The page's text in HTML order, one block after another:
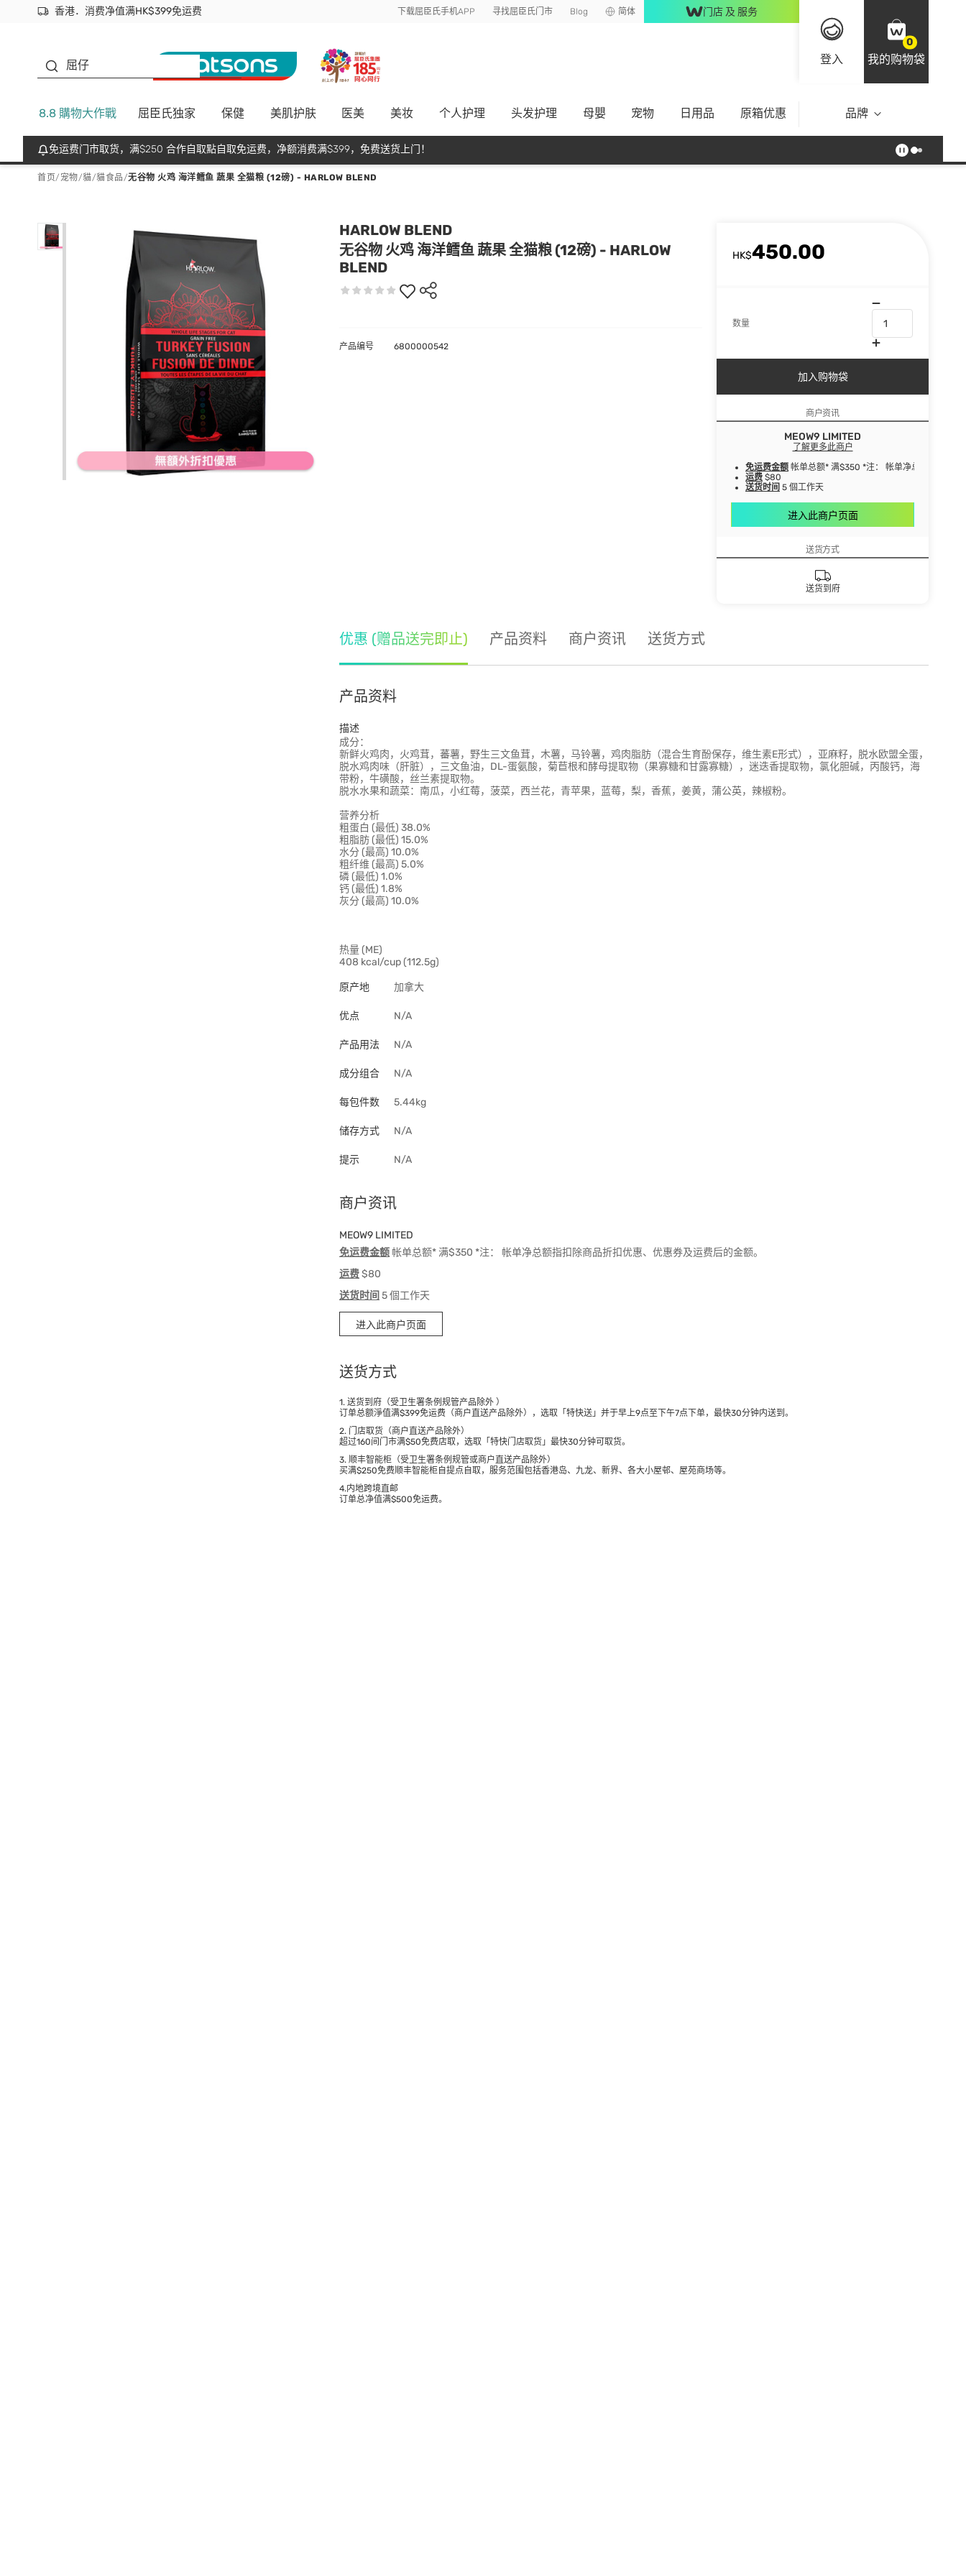
香港．消费净值满HK$399免运费
立即成为易赏钱会员尽享独家优惠
首次APP下单买满$450 输入 NEWAPP 即减$50 下载屈臣氏手机APP 寻找屈臣氏门市 Blog 简体 门店 及 服务
登入
0
我的购物袋
屈仔
8.8 購物大作戰 屈臣氏独家 保健 美肌护肤 医美 美妆 个人护理 头发护理 母嬰 宠物 日用品 原箱优惠 品牌
免运费门市取货，满$250 合作自取點自取免运费，净额消费满$399，免费送货上门！
首页/ 宠物/貓/貓食品/无谷物 火鸡 海洋鳕鱼 蔬果 全猫粮 (12磅) - HARLOW BLEND
HARLOW BLEND
无谷物 火鸡 海洋鳕鱼 蔬果 全猫粮 (12磅) - HARLOW
BLEND
HK$450.00
数量
加入购物袋
商户资讯
MEOW9 LIMITED
了解更多此商户
免运费金额 帐单总额* 满$350 *注： 帐单净总额指扣除
运费 $80
送货时间 5 個工作天
进入此商户页面
送货方式
送货到府
产品编号 6800000542
优惠 (赠品送完即止) 产品资料 商户资讯 送货方式
产品资料
描述
成分：
新鲜火鸡肉，火鸡茸，蕃薯，野生三文鱼茸，木薯，马铃薯，鸡肉脂肪（混合生育酚保存，维生素E形式），亚麻籽，脱水欧盟全蛋，
脱水鸡肉味（肝脏），三文鱼油，DL-蛋氨酸，菊苣根和酵母提取物（果寡糖和甘露寡糖），迷迭香提取物，氯化胆碱，丙酸钙，海
带粉，牛磺酸，丝兰素提取物。
脱水水果和蔬菜：南瓜，小红莓，菠菜，西兰花，青苹果，蓝莓，梨，香蕉，姜黄，蒲公英，辣椒粉。
营养分析
粗蛋白 (最低) 38.0%
粗脂肪 (最低) 15.0%
水分 (最高) 10.0%
粗纤维 (最高) 5.0%
磷 (最低) 1.0%
钙 (最低) 1.8%
灰分 (最高) 10.0%
热量 (ME)
408 kcal/cup (112.5g)
原产地 加拿大
优点 N/A
产品用法 N/A
成分组合 N/A
每包件数 5.44kg
储存方式 N/A
提示 N/A
商户资讯
MEOW9 LIMITED
免运费金额帐单总额* 满$350 *注： 帐单净总额指扣除商品折扣优惠、优惠券及运费后的金额。
运费$80
送货时间 5 個工作天
进入此商户页面
送货方式
1. 送货到府（受卫生署条例规管产品除外 ）
订单总额淨值满$399免运费（商户直送产品除外），选取「特快送」并于早上9点至下午7点下单，最快30分钟内送到​。
2. 门店取货（商户直送产品除外）
超过160间门市满$50免费店取，选取「特快门店取货」最快30分钟可取货。
3. 顺丰智能柜（受卫生署条例规管或商户直送产品除外）
买满$250免费顺丰智能柜自提点自取，服务范围包括香港岛、九龙、新界、各大小屋邨、屋苑商场等。
4.内地跨境直邮
订单总净值满$500免运费。